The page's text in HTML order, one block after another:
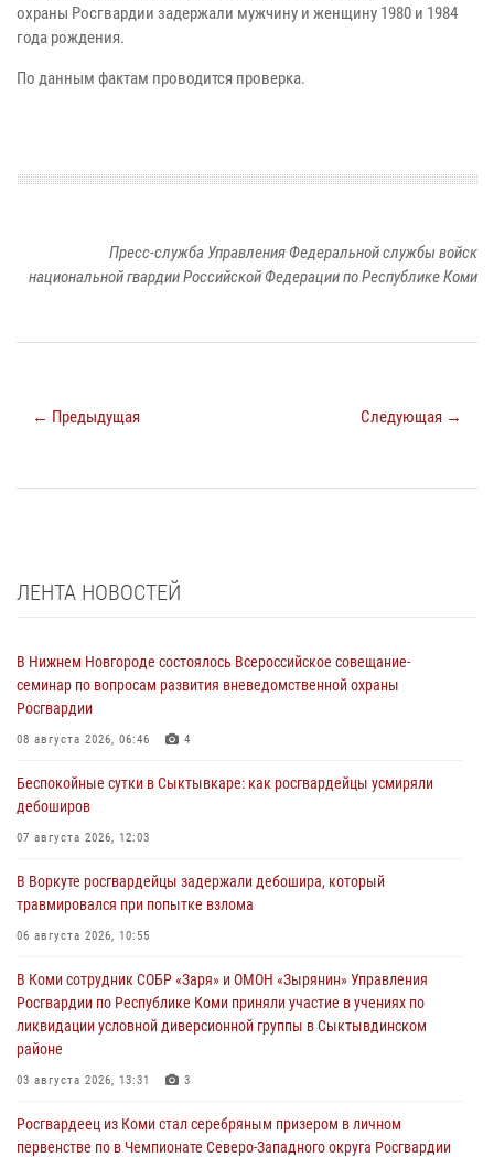
охраны Росгвардии задержали мужчину и женщину 1980 и 1984
года рождения.
По данным фактам проводится проверка.
Пресс-служба Управления Федеральной службы войск
национальной гвардии Российской Федерации по Республике Коми
← Предыдущая Следующая →
ЛЕНТА НОВОСТЕЙ
В Нижнем Новгороде состоялось Всероссийское совещание-
семинар по вопросам развития вневедомственной охраны
Росгвардии
08 августа 2026, 06:46 4
Беспокойные сутки в Сыктывкаре: как росгвардейцы усмиряли
дебоширов
07 августа 2026, 12:03
В Воркуте росгвардейцы задержали дебошира, который
травмировался при попытке взлома
06 августа 2026, 10:55
В Коми сотрудник СОБР «Заря» и ОМОН «Зырянин» Управления
Росгвардии по Республике Коми приняли участие в учениях по
ликвидации условной диверсионной группы в Сыктывдинском
районе
03 августа 2026, 13:31 3
Росгвардеец из Коми стал серебряным призером в личном
первенстве по в Чемпионате Северо-Западного округа Росгвардии